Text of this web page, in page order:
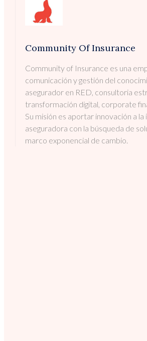
Community Of Insurance
Community of Insurance es una
comunicación y gestión del
asegurador en RED, consultoria
transformación digital, corporate
Su misión es aportar innovación a la
aseguradora con la búsqueda de
marco exponencial de cambio.